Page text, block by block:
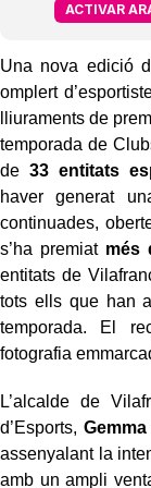
ACTIVAR
Una nova edició
omplert
lliuraments de
temporada de
de 33 entitats
haver generat
continuades,
s’ha premiatmés
entitats de
tots ells que han
temporada. El
fotografia
L’alcalde de
d’Esports,
assenyalant la
amb un ampli